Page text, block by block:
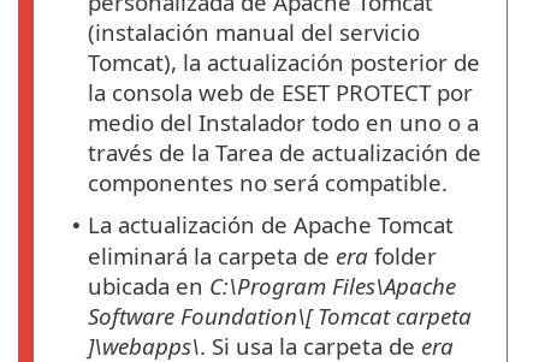
(instalación manual del servicio
Tomcat), la actualización posterior de
la consola web de ESET PROTECT por
medio del Instalador todo en uno o a
través de la Tarea de actualización de
componentes no será compatible.
• La actualización de Apache Tomcat
eliminará la carpeta de era folder
ubicada en C:\Program Files\Apache
Software Foundation\[ Tomcatcarpeta
]\webapps\. Si usa la carpeta de era